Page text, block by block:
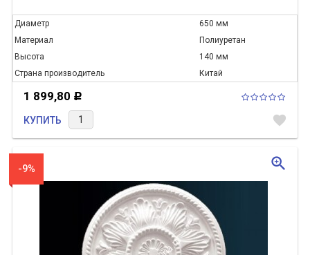
Диаметр
650 мм
Материал
Полиуретан
Высота
140 мм
Страна производитель
Китай
1 899,80 Р
КУПИТЬ favorite
-9% zoom_in